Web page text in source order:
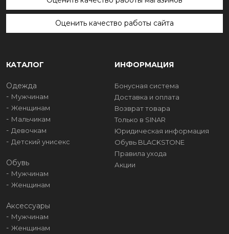
Оценить качество работы сайта
КАТАЛОГ
Одежда
Мужчинам
Женщинам
Мальчикам
Девочкам
Детский унисекс
Обувь
Мужчинам
Женщинам
Аксессуары
Мужчинам
Женщинам
ИНФОРМАЦИЯ
Бонусная система
Доставка и оплата
Возврат товара
Только в SINAR
Юридическая информация
Обувь BLACKSTONE
Правила ухода
Акции